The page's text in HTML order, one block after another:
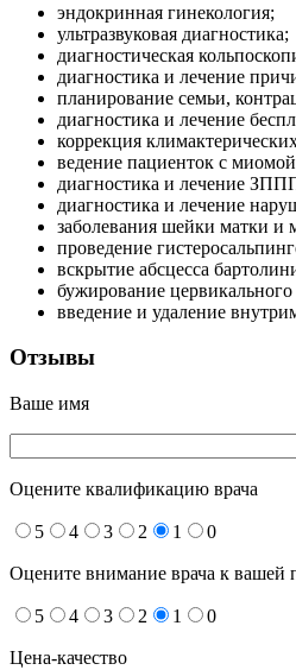
эндокринная гинекология;
ультразвуковая диагностика;
диагностическая
диагностика и лечение
планирование семьи,
диагностика и лечение
коррекция
ведение пациенток с
диагностика и лечение
диагностика и лечение
заболевания шейки матки и
проведение
вскрытие абсцесса
бужирование цервикального
введение и удаление
Отзывы
Ваше имя
Оцените квалификацию врача
5 4 3 2 1 0
Оцените внимание врача к вашей
5 4 3 2 1 0
Цена-качество